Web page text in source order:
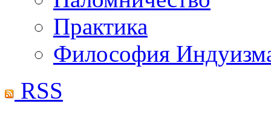
Практика
Философия
RSS